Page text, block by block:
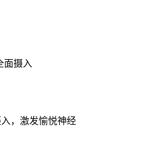
面摄入
，激发愉悦神经